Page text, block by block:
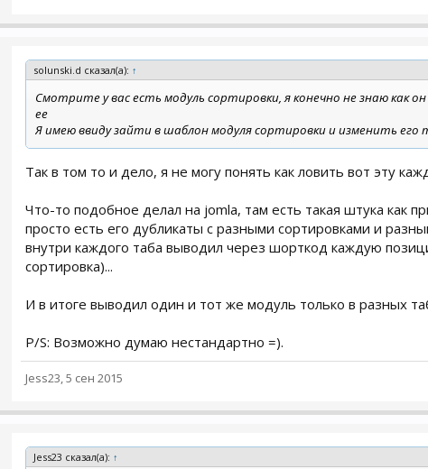
solunski.d сказал(а): ↑
Смотрите у вас есть модуль сортировки, я конечно не знаю как
ее
Я имею ввиду зайти в шаблон модуля сортировки и изменить его
Так в том то и дело, я не могу понять как ловить вот эту
Что-то подобное делал на jomla, там есть такая штука
просто есть его дубликаты с разными сортировками и
внутри каждого таба выводил через шорткод каждую
сортировка)...
И в итоге выводил один и тот же модуль только в разных
P/S: Возможно думаю нестандартно =).
Jess23,5 сен 2015
Jess23 сказал(а): ↑